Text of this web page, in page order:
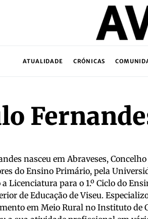
ATUALIDADE CRÓNICAS
nasceu em Abraveses,
do Ensino Primário, pela
Licenciatura para o 1.º Ciclo do
de Educação de Viseu.
em Meio Rural no Instituto de